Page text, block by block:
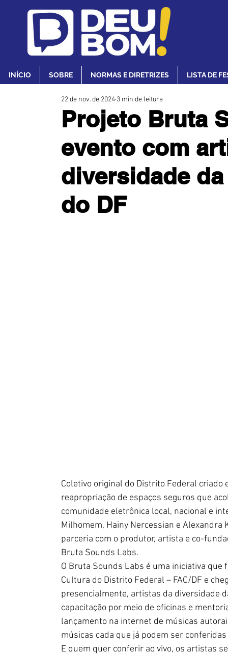
INÍCIO SOBRE NORMAS E DIRETRIZES LISTA DE
Projeto Bruta
evento com
diversidade
do DF
22 de nov. de 2024 3 min de leitura
Coletivo original do Distrito Federal criado
reapropriação de espaços seguros que
comunidade eletrônica local, nacional e
Milhomem, Hainy Nercessian e
parceria com o produtor, artista e co-
Bruta Sounds Labs.
O Bruta Sounds Labs é uma iniciativa
Cultura do Distrito Federal – FAC/DF e
presencialmente, artistas da diversidade
capacitação por meio de oficinas e
lançamento na internet de músicas
músicas cada que já podem ser
E quem quer conferir ao vivo, os artistas